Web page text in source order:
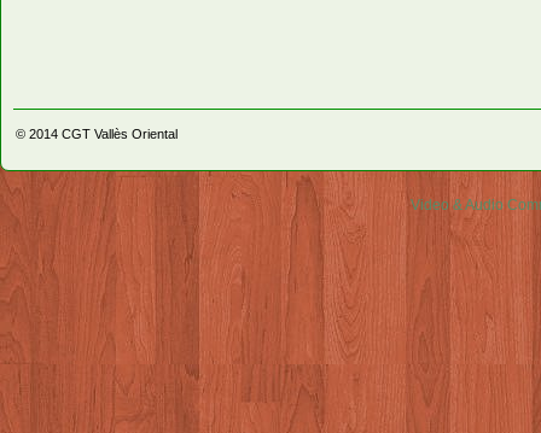
© 2014 CGT Vallès Oriental
Video & Audio